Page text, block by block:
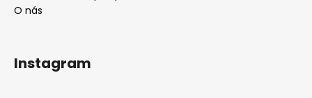
O nás
Instagram